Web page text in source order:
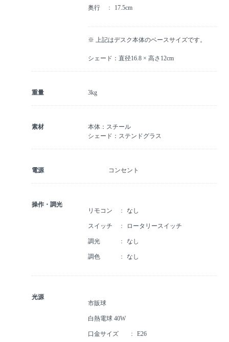
奥行 17.5cm
※ 上記はデスク本体のベースサイズです。
シェード：直径16.8 × 高さ12cm
重量 3kg
素材
本体：スチール
シェード：ステンドグラス
電源 コンセント
操作・調光
リモコン
なし
スイッチ ロータリースイッチ
調光 なし
調色 なし
光源
市販球
白熱電球 40W
口金サイズ E26